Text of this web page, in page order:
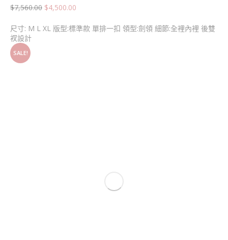
$7,560.00 $4,500.00
尺寸: M L XL 版型:標準款 單排一扣 領型:劍領 細節:全裡內裡 後雙
衩設計
SALE!